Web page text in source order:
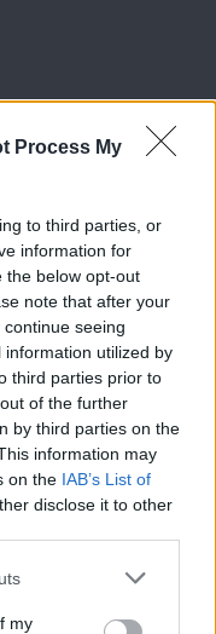
Process My
to third parties, or
information for
the below opt-out
note that after your
seeing
utilized by
third parties prior to
of the further
by third parties on the
information may
on the IAB’s List of
disclose it to other
one or more Google
You may click to
my